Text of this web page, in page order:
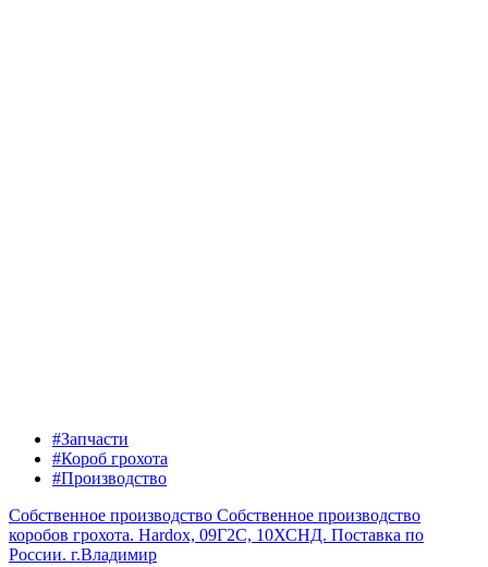
#Запчасти
#Короб грохота
#Производство
Собственное производство Собственное производство
коробов грохота. Hardox, 09Г2С, 10ХСНД. Поставка по
России. г.Владимир